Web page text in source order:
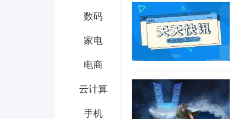
数码
家电
电商
云计算
手机